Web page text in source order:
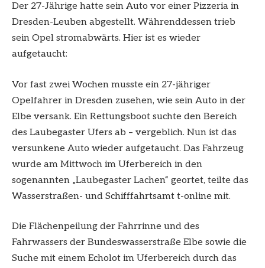
Der 27-Jährige hatte sein Auto vor einer Pizzeria in
Dresden-Leuben abgestellt. Währenddessen trieb
sein Opel stromabwärts. Hier ist es wieder
aufgetaucht:
Vor fast zwei Wochen musste ein 27-jähriger
Opelfahrer in Dresden zusehen, wie sein Auto in der
Elbe versank. Ein Rettungsboot suchte den Bereich
des Laubegaster Ufers ab – vergeblich. Nun ist das
versunkene Auto wieder aufgetaucht. Das Fahrzeug
wurde am Mittwoch im Uferbereich in den
sogenannten „Laubegaster Lachen“ geortet, teilte das
Wasserstraßen- und Schifffahrtsamt t-online mit.
Die Flächenpeilung der Fahrrinne und des
Fahrwassers der Bundeswasserstraße Elbe sowie die
Suche mit einem Echolot im Uferbereich durch das